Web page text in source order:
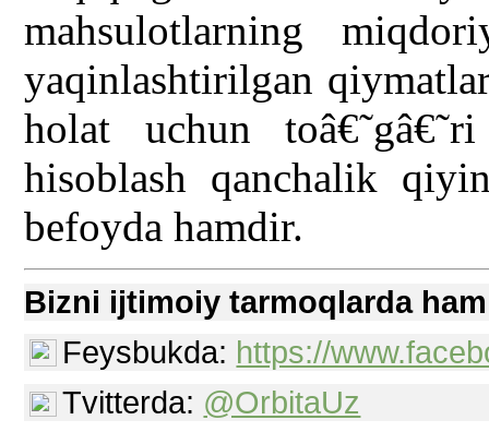
mahsulotlarning
yaqinlashtirilgan
holat uchun
hisoblash qanchalik
befoyda hamdir.
Bizni ijtimoiy tarmoqlarda
Feysbukda: https://
Tvitterda: @OrbitaUz